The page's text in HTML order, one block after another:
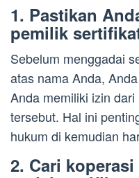
1. Pastikan
pemilik
Sebelum menggadai
atas nama Anda,
Anda memiliki izin
tersebut. Hal ini
hukum di kemudian
2. Cari